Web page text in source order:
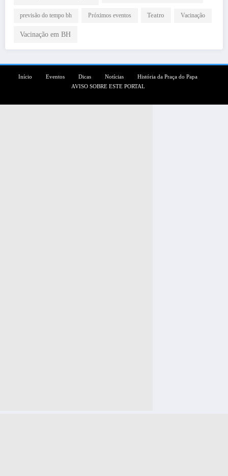
previsão do tempo bh Próximos eventos Teatro Vacinação
Vacinação em BH
Início Eventos Dicas Notícias
História da Praça do Papa
AVISO SOBRE ESTE PORTAL